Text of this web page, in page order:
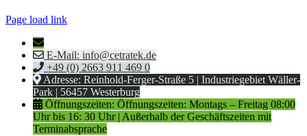
Page load link
E-Mail: info@cetratek.de
+49 (0) 2663 911 469 0
Adresse: Reinhold-Ferger-Straße 5 | Industriegebiet Wäller-
Park | 56457 Westerburg
Öffnungszeiten: Öffnungszeiten: Montags – Freitag 08:00
Uhr bis 16: 30 Uhr | Außerhalb der Geschäftszeiten mit
Terminabsprache